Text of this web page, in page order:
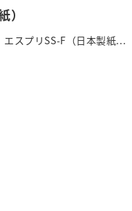
スプリSS-F（日本製紙...